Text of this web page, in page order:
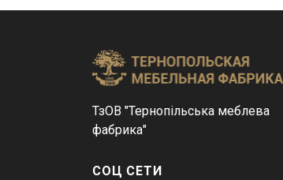
ТзОВ "Тернопільська меблева
фабрика"
СОЦ СЕТИ